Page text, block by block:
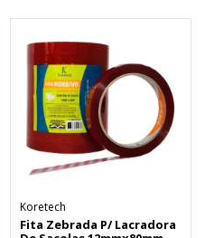
Koretech
Fita Zebrada P/ Lacradora